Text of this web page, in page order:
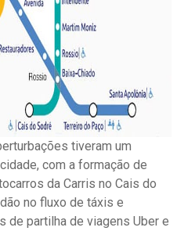
tiveram um
com a formação de
da Carris no Cais do
no fluxo de táxis e
de partilha de viagens Uber e